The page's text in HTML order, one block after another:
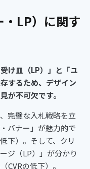
・LP）に関す
け皿（LP）」と「ユ
するため、デザイン
が不可欠です。
完璧な入札戦略を立
バナー」が魅力的で
下）。そして、クリ
ジ（LP）」が分かり
CVRの低下）。